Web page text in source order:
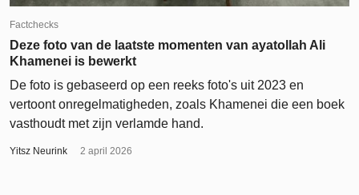
Factchecks
Deze foto van de laatste momenten van ayatollah Ali
Khamenei is bewerkt
De foto is gebaseerd op een reeks foto's uit 2023 en
vertoont onregelmatigheden, zoals Khamenei die een boek
vasthoudt met zijn verlamde hand.
Yitsz Neurink 2 april 2026